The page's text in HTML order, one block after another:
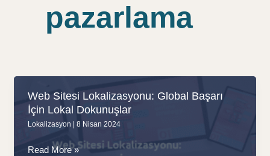
pazarlama
Web Sitesi Lokalizasyonu: Global Başarı
İçin Lokal Dokunuşlar
Lokalizasyon | 8 Nisan 2024
Web
Read More »